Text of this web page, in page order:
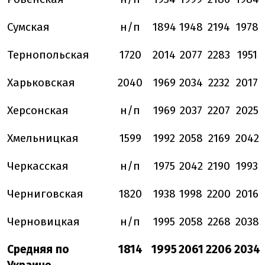
Сумская н/п 1894 1948 2194 1978
Тернопольская 1720 2014 2077 2283 1951
Харьковская 2040 1969 2034 2232 2017
Херсонская н/п 1969 2037 2207 2025
Хмельницкая 1599 1992 2058 2169 2042
Черкасская н/п 1975 2042 2190 1993
Черниговская 1820 1938 1998 2200 2016
Черновицкая н/п 1995 2058 2268 2038
Средняя по
1814 19952061 2206 2034